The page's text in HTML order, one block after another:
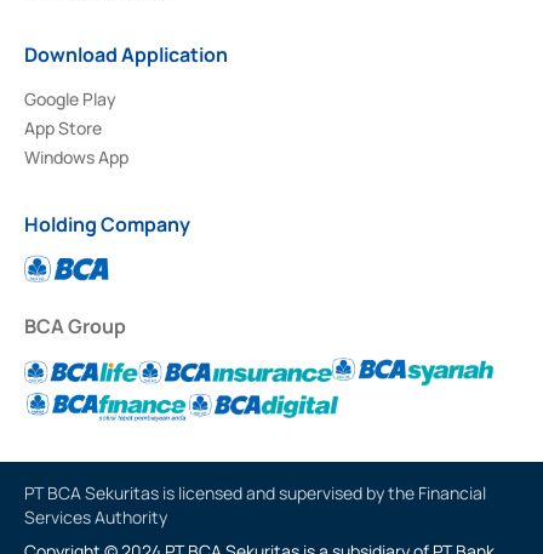
Download Application
Google Play
App Store
Windows App
Holding Company
BCA Group
PT BCA Sekuritas is licensed and supervised by the Financial
Services Authority